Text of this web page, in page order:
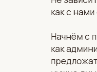
как с
Начнём с
как